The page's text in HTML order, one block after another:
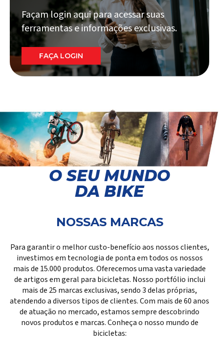
Façam login aqui para acessar suas
ferramentas e informações exclusivas.
FAÇA LOGIN
O SEU MUNDO
DA BIKE
NOSSAS MARCAS
Para garantir o melhor custo-benefício aos nossos clientes,
investimos em tecnologia de ponta em todos os nossos
mais de 15.000 produtos. Oferecemos uma vasta variedade
de artigos em geral para bicicletas. Nosso portfólio inclui
mais de 25 marcas exclusivas, sendo 3 delas próprias,
atendendo a diversos tipos de clientes. Com mais de 60 anos
de atuação no mercado, estamos sempre descobrindo
novos produtos e marcas. Conheça o nosso mundo de
bicicletas: